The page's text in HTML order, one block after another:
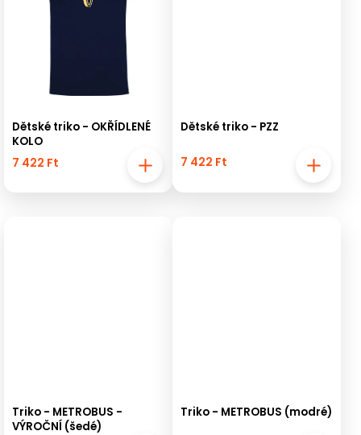
Dětské triko - OKŘÍDLENÉ
KOLO
7 422 Ft
Dětské triko - PZZ
7 422 Ft
Triko - METROBUS -
VÝROČNÍ (šedé)
Triko - METROBUS (modré)